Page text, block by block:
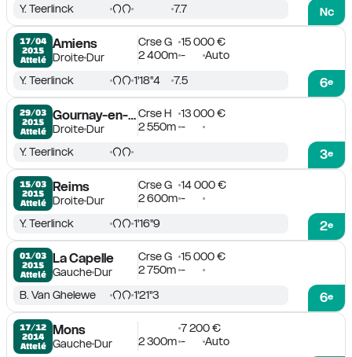
Nc
Y. Teerlinck 7.7
17/04
2015
Attelé
Amiens
DroiteDur
Crse G
15 000 €
2 400m - Auto
6e
Y. Teerlinck 1'18''4 7.5
29/03
2015
Attelé
Gournay-en-Bray
DroiteDur
Crse H
13 000 €
2 550m -
3e
Y. Teerlinck
15/03
2015
Attelé
Reims
DroiteDur
Crse G
14 000 €
2 600m -
2e
Y. Teerlinck 1'16''9
01/03
2015
Attelé
La Capelle
GaucheDur
Crse G
15 000 €
2 750m -
6e
B. Van Ghelewe 1'21''3
17/12
2014
Attelé
Mons
GaucheDur
7 200 €
2 300m - Auto